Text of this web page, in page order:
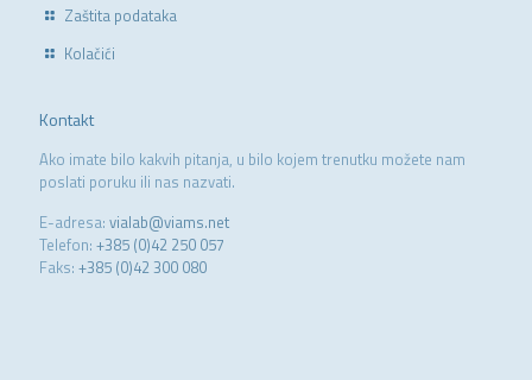
Zaštita podataka
Kolačići
Kontakt
Ako imate bilo kakvih pitanja, u bilo kojem trenutku možete nam
poslati poruku ili nas nazvati.
E-adresa: vialab@viams.net
Telefon: +385 (0)42 250 057
Faks: +385 (0)42 300 080